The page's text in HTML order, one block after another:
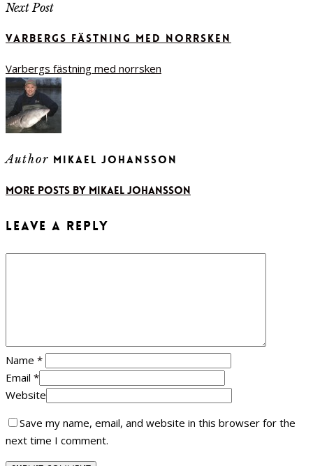
Next Post
Varbergs fästning med norrsken
Varbergs fästning med norrsken
Author Mikael Johansson
More posts by Mikael Johansson
Leave a Reply
Name *
Email *
Website
Save my name, email, and website in this browser for the
next time I comment.